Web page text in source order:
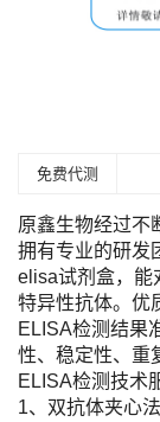
免费代测
原鑫生物经过不
拥有专业的研发
elisa试剂盒，能
特异性抗体。优
ELISA检测结果
性、稳定性、重
ELISA检测技术
1、双抗体夹心